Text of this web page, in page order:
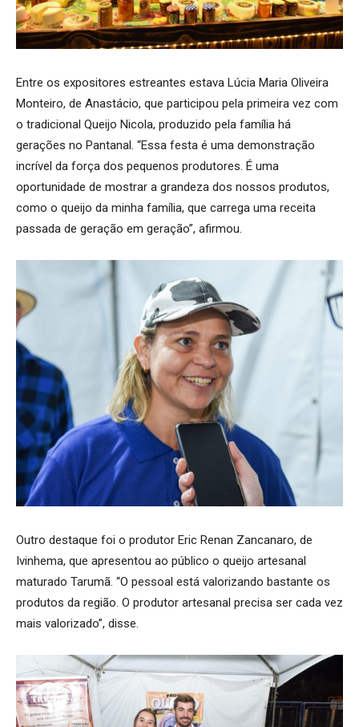
Entre os expositores estreantes estava Lúcia Maria Oliveira
Monteiro, de Anastácio, que participou pela primeira vez com
o tradicional Queijo Nicola, produzido pela família há
gerações no Pantanal. “Essa festa é uma demonstração
incrível da força dos pequenos produtores. É uma
oportunidade de mostrar a grandeza dos nossos produtos,
como o queijo da minha família, que carrega uma receita
passada de geração em geração”, afirmou.
Outro destaque foi o produtor Eric Renan Zancanaro, de
Ivinhema, que apresentou ao público o queijo artesanal
maturado Tarumã. “O pessoal está valorizando bastante os
produtos da região. O produtor artesanal precisa ser cada vez
mais valorizado”, disse.